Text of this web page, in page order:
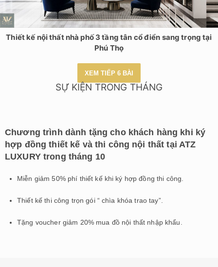
Thiết kế nội thất nhà phố 3 tầng tân cổ điển sang trọng tại
Phú Thọ
XEM TIẾP 6 BÀI
SỰ KIỆN TRONG THÁNG
Chương trình dành tặng cho khách hàng khi ký
hợp đồng thiết kế và thi công nội thất tại ATZ
LUXURY trong tháng 10
Miễn giảm 50% phí thiết kế khi ký hợp đồng thi công.
Thiết kế thi công trọn gói “ chìa khóa trao tay”.
Tặng voucher giảm 20% mua đồ nội thất nhập khẩu.